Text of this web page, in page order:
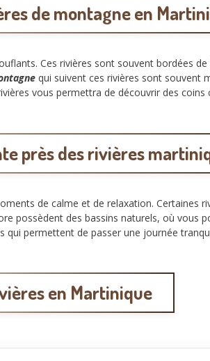
de montagne en
Ces rivières sont souvent bordées
qui suivent ces rivières sont souvent
vous permettra de découvrir des
près des rivières
de calme et de relaxation. Certaines
possèdent des bassins naturels, où vous
qui permettent de passer une journée
en Martinique